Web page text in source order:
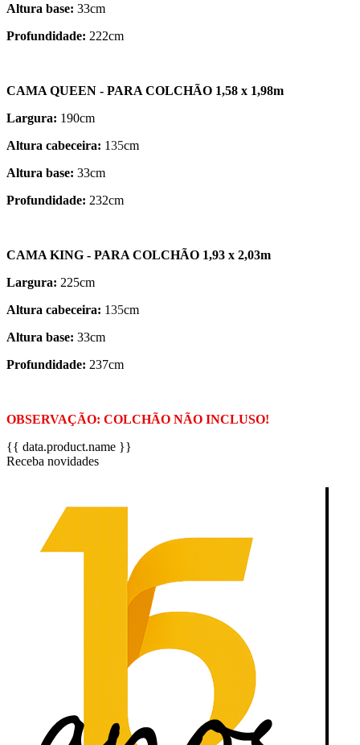
Altura base: 33cm
Profundidade: 222cm
CAMA QUEEN - PARA COLCHÃO 1,58 x 1,98m
Largura: 190cm
Altura cabeceira: 135cm
Altura base: 33cm
Profundidade: 232cm
CAMA KING - PARA COLCHÃO 1,93 x 2,03m
Largura: 225cm
Altura cabeceira: 135cm
Altura base: 33cm
Profundidade: 237cm
OBSERVAÇÃO: COLCHÃO NÃO INCLUSO!
{{ data.product.name }}
Receba novidades